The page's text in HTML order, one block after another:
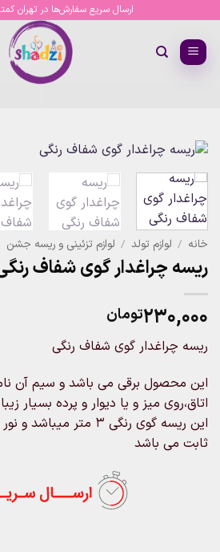
content
ارسال سریع سفارش‌ها در تهران
خانه / لوازم تولد / لوازم تزئینی و ریسه جشن
ریسه چراغدار گوی شفاف
۲۳۰,۰۰۰تومان
ریسه چراغدار گوی شفاف رنگی
این محصول برقی می باشد و سیم آن
اتاق،روی میز و یا دیوار و پرده بسیار
این ریسه گوی رنگی ۳ متر
ثابت می باشد